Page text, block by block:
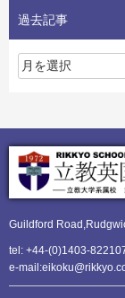
過去記事
Guildford
tel: +44-(0)1403-
e-